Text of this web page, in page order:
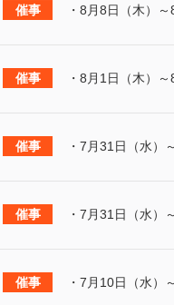
・8月8日（木）
・8月1日（木）
・7月31日（水）
・7月31日（水）
・7月10日（水）